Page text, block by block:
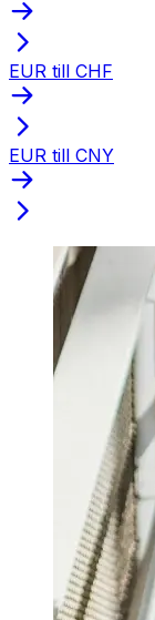
EUR till CHF
EUR till CNY